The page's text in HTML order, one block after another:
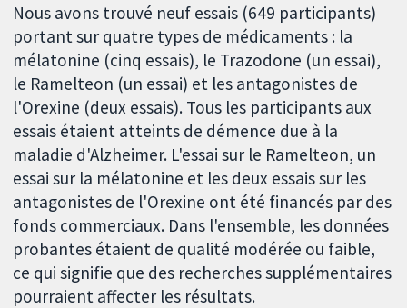
Nous avons trouvé neuf essais (649 participants)
portant sur quatre types de médicaments : la
mélatonine (cinq essais), le Trazodone (un essai),
le Ramelteon (un essai) et les antagonistes de
l'Orexine (deux essais). Tous les participants aux
essais étaient atteints de démence due à la
maladie d'Alzheimer. L'essai sur le Ramelteon, un
essai sur la mélatonine et les deux essais sur les
antagonistes de l'Orexine ont été financés par des
fonds commerciaux. Dans l'ensemble, les données
probantes étaient de qualité modérée ou faible,
ce qui signifie que des recherches supplémentaires
pourraient affecter les résultats.